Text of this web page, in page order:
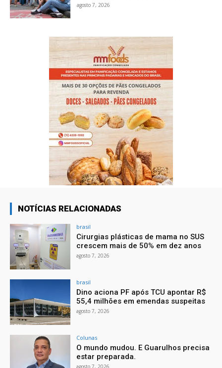
agosto 7, 2026
NOTÍCIAS RELACIONADAS
brasil
Cirurgias plásticas de mama no SUS
crescem mais de 50% em dez anos
agosto 7, 2026
brasil
Dino aciona PF após TCU apontar R$
55,4 milhões em emendas suspeitas
agosto 7, 2026
Colunas
O mundo mudou. E Guarulhos precisa
estar preparada.
agosto 7, 2026